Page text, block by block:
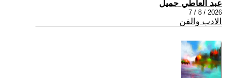
عبد العاطي جميل
2026 / 8 / 7
الادب والفن